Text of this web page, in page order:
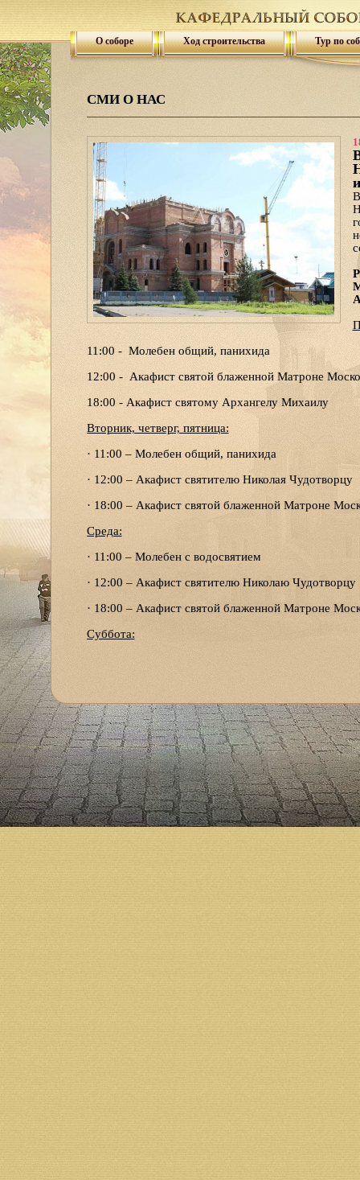
О соборе Ход строительства Тур по
СМИ О НАС
11:00 - Молебен общий, панихида
12:00 - Акафист святой блаженной Матроне
18:00 - Акафист святому Архангелу Михаилу
Вторник, четверг, пятница:
· 11:00 – Молебен общий, панихида
· 12:00 – Акафист святителю Николая Чудотворцу
· 18:00 – Акафист святой блаженной Матроне
Среда:
· 11:00 – Молебен с водосвятием
· 12:00 – Акафист святителю Николаю Чудотворцу
· 18:00 – Акафист святой блаженной Матроне
Суббота:
· 12:00 – Акафист святой блаженной Матроне
Воскресенье:
· 12:00 – Акафист святой блаженной Матроне
· 14:00 – Акафист святителю Амвросию
Расписание богослужений в часовне
пароходства):
Понедельник, среда, пятница: